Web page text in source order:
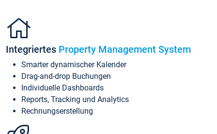
Integriertes Property Management System
Smarter dynamischer Kalender
Drag-and-drop Buchungen
Individuelle Dashboards
Reports, Tracking und Analytics
Rechnungserstellung